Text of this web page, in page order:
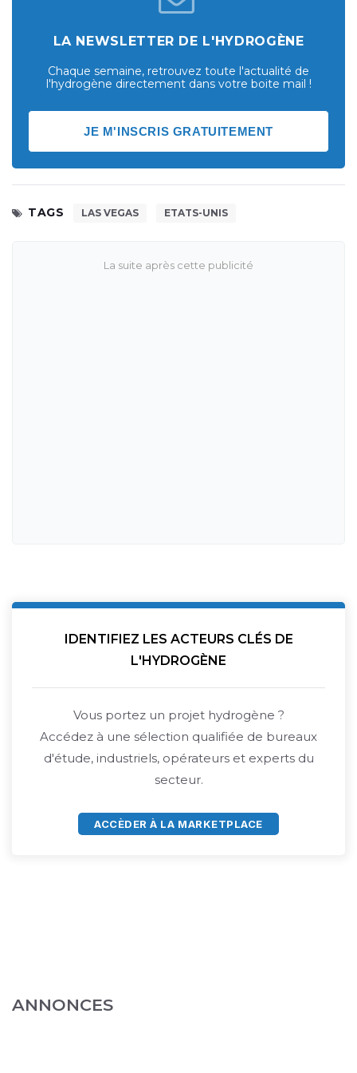
LA NEWSLETTER DE L'HYDROGÈNE
Chaque semaine, retrouvez toute l'actualité de
l'hydrogène directement dans votre boite mail !
JE M'INSCRIS GRATUITEMENT
TAGS LAS VEGAS ETATS-UNIS
IDENTIFIEZ LES ACTEURS CLÉS DE
L'HYDROGÈNE
Vous portez un projet hydrogène ?
Accédez à une sélection qualifiée de bureaux
d'étude, industriels, opérateurs et experts du
secteur.
ACCÈDER À LA MARKETPLACE
ANNONCES